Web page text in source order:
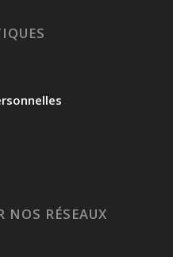
NOS RÉSEAUX